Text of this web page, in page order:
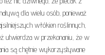
dla wielu osób, ponieważ
włókien roślinnych,
utwierdza w przekonaniu, że w
są chętnie wykorzystywane